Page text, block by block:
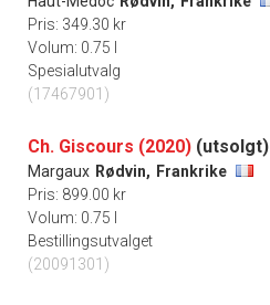
Pris: 349.30 kr
Volum: 0.75 l
Spesialutvalg
(17467901)
Ch. Giscours (2020) (utsolgt)
Margaux Rødvin, Frankrike
Pris: 899.00 kr
Volum: 0.75 l
Bestillingsutvalget
(20091301)